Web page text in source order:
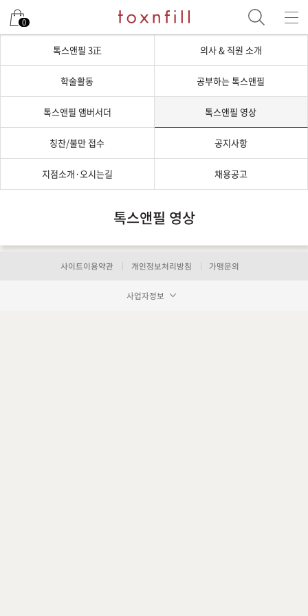
0
톡스앤필 3正 의사 & 직원 소개
학술활동 공부하는 톡스앤필
톡스앤필 앰버서더 톡스앤필 영상
칭찬/불만 접수 공지사항
지점소개·오시는길 채용공고
톡스앤필 영상
사이트이용약관 개인정보처리방침 가맹문의
사업자정보